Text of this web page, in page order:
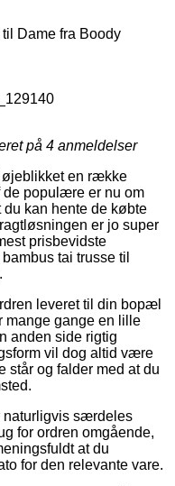
Dame fra Boody
på 4 anmeldelser
øjeblikket en række
de populære er nu om
kan hente de købte
er jo super
prisbevidste
tai trusse til
leveret til din bopæl
mange gange en lille
anden side rigtig
vil dog altid være
står og falder med at du
naturligvis særdeles
for ordren omgående,
at du
for den relevante vare.